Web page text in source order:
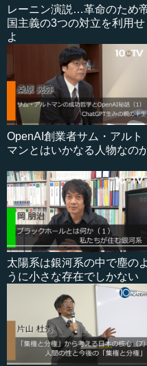
レーニン演説…革命のため
国主義の3つの対立を利用せ
よ
OpenAI創業者サム・アルト
マンとはいかなる人物なの
太陽系は銀河系の中で塵のよ
うに小さな存在でしかない